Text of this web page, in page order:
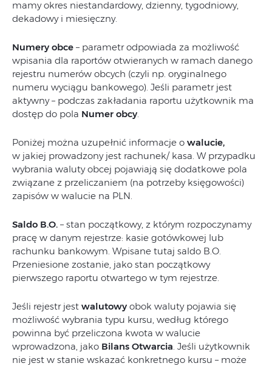
mamy okres niestandardowy, dzienny, tygodniowy,
dekadowy i miesięczny.
Numery obce – parametr odpowiada za możliwość
wpisania dla raportów otwieranych w ramach danego
rejestru numerów obcych (czyli np. oryginalnego
numeru wyciągu bankowego). Jeśli parametr jest
aktywny – podczas zakładania raportu użytkownik ma
dostęp do pola Numer obcy.
Poniżej można uzupełnić informacje o walucie,
w jakiej prowadzony jest rachunek/ kasa. W przypadku
wybrania waluty obcej pojawiają się dodatkowe pola
związane z przeliczaniem (na potrzeby księgowości)
zapisów w walucie na PLN.
Saldo B.O. – stan początkowy, z którym rozpoczynamy
pracę w danym rejestrze: kasie gotówkowej lub
rachunku bankowym. Wpisane tutaj saldo B.O.
Przeniesione zostanie, jako stan początkowy
pierwszego raportu otwartego w tym rejestrze.
Jeśli rejestr jest walutowy obok waluty pojawia się
możliwość wybrania typu kursu, według którego
powinna być przeliczona kwota w walucie
wprowadzona, jako Bilans Otwarcia. Jeśli użytkownik
nie jest w stanie wskazać konkretnego kursu – może